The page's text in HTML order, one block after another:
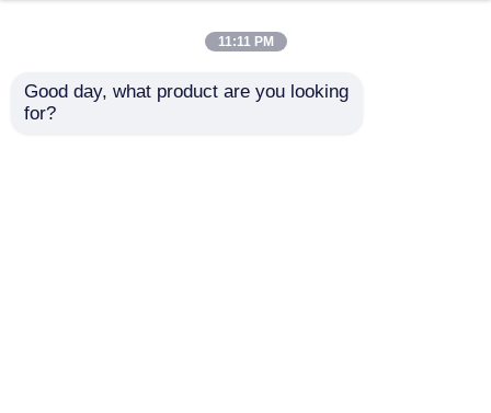
ফ্যাব্রিকেটর
ট্রাস ব্রিজ মেটাল সাসপেনশন
ব্রিজ ওডিএম
11:11 PM
Good day, what product are you looking
for?